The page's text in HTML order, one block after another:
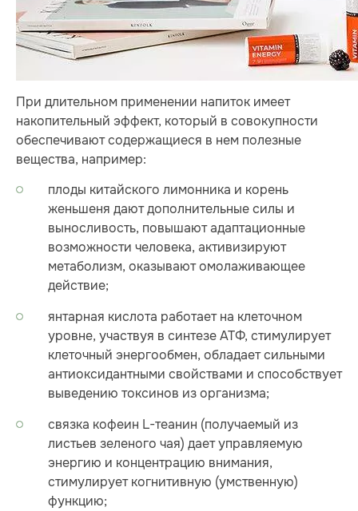
При длительном применении напиток имеет
накопительный эффект, который в совокупности
обеспечивают содержащиеся в нем полезные
вещества, например:
плоды китайского лимонника и корень
женьшеня дают дополнительные силы и
выносливость, повышают адаптационные
возможности человека, активизируют
метаболизм, оказывают омолаживающее
действие;
янтарная кислота работает на клеточном
уровне, участвуя в синтезе АТФ, стимулирует
клеточный энергообмен, обладает сильными
антиоксидантными свойствами и способствует
выведению токсинов из организма;
связка кофеин L-теанин (получаемый из
листьев зеленого чая) дает управляемую
энергию и концентрацию внимания,
стимулирует когнитивную (умственную)
функцию;